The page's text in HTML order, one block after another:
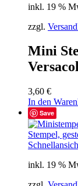
inkl. 19 %
zzgl.
Mini
3,60 €
In den
Save
inkl. 19 %